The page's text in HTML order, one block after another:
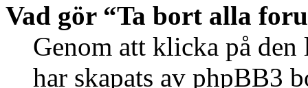
Vad gör “Ta bort alla
Genom att klicka på den
har skapats av phpBB3